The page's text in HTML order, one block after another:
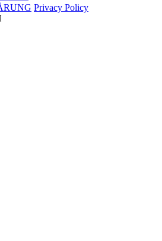
Privacy Policy